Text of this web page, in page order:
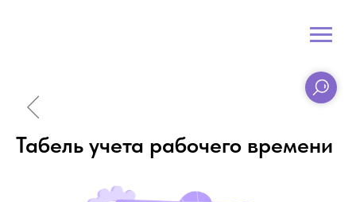
Табель учета рабочего времени